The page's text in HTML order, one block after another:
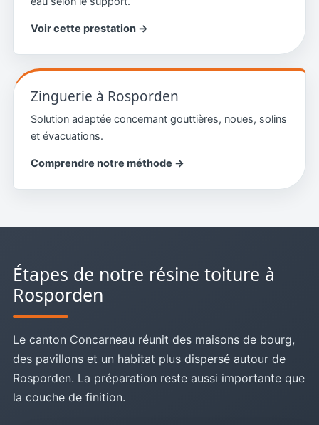
Voir cette prestation →
Zinguerie à Rosporden
Solution adaptée concernant gouttières, noues, solins
et évacuations.
Comprendre notre méthode →
Étapes de notre résine toiture à
Rosporden
Le canton Concarneau réunit des maisons de bourg,
des pavillons et un habitat plus dispersé autour de
Rosporden. La préparation reste aussi importante que
la couche de finition.